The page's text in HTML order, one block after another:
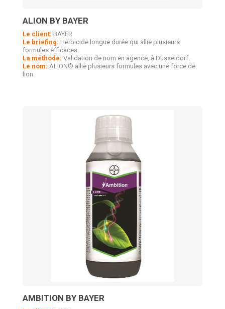
ALION BY BAYER
Le client: BAYER
Le briefing: Herbicide longue durée qui allie plusieurs
formules efficaces.
La méthode: Validation de nom en agence, à Düsseldorf.
Le nom: ALION® allie plusieurs formules avec une force de
lion.
AMBITION BY BAYER